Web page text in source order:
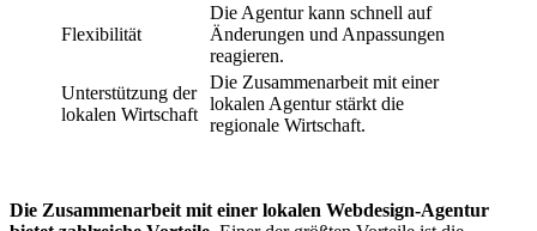
Flexibilität
Die Agentur kann schnell auf
Änderungen und Anpassungen
reagieren.
Unterstützung der
lokalen Wirtschaft
Die Zusammenarbeit mit einer
lokalen Agentur stärkt die
regionale Wirtschaft.
Die Zusammenarbeit mit einer lokalen Webdesign-Agentur